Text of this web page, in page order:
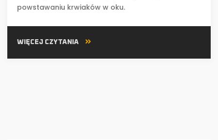
powstawaniu krwiaków w oku.
WIĘCEJ CZYTANIA